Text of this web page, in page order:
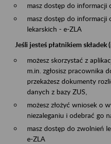
masz dostęp do informacji
masz dostęp do
lekarskich - e-ZLA
Jeśli jesteś płatnikiem
możesz skorzystać z
m.in. zgłosisz pracownika
przekażesz dokumenty
danych z bazy ZUS,
możesz złożyć wniosek o
niezaleganiu i odebrać go
masz dostęp do zwolnień
e-ZLA